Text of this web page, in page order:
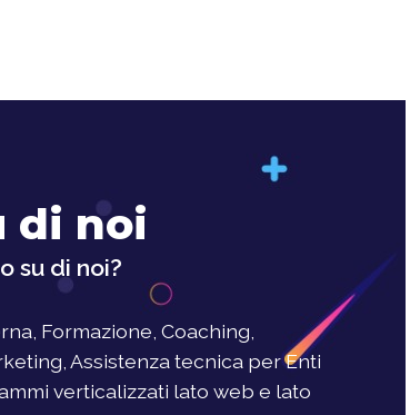
di noi
su di noi?
Formazione, Coaching,
Assistenza tecnica per Enti
verticalizzati lato web e lato